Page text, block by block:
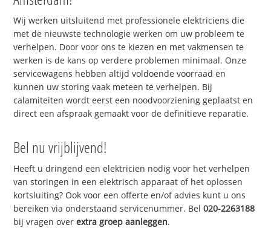
Wij werken uitsluitend met professionele elektriciens die
met de nieuwste technologie werken om uw probleem te
verhelpen. Door voor ons te kiezen en met vakmensen te
werken is de kans op verdere problemen minimaal. Onze
servicewagens hebben altijd voldoende voorraad en
kunnen uw storing vaak meteen te verhelpen. Bij
calamiteiten wordt eerst een noodvoorziening geplaatst en
direct een afspraak gemaakt voor de definitieve reparatie.
Bel nu vrijblijvend!
Heeft u dringend een elektricien nodig voor het verhelpen
van storingen in een elektrisch apparaat of het oplossen
kortsluiting? Ook voor een offerte en/of advies kunt u ons
bereiken via onderstaand servicenummer. Bel020-2263188
bij vragen overextra groep aanleggen.